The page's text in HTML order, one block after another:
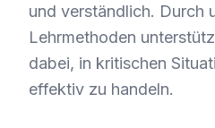
und verständlich. Durch
Lehrmethoden
dabei, in kritischen
effektiv zu handeln.